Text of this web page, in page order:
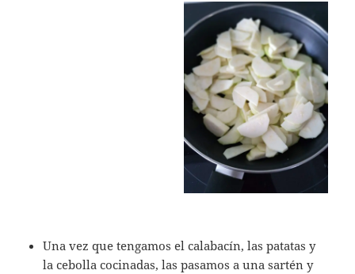
Una vez que tengamos el calabacín, las patatas y
la cebolla cocinadas, las pasamos a una sartén y